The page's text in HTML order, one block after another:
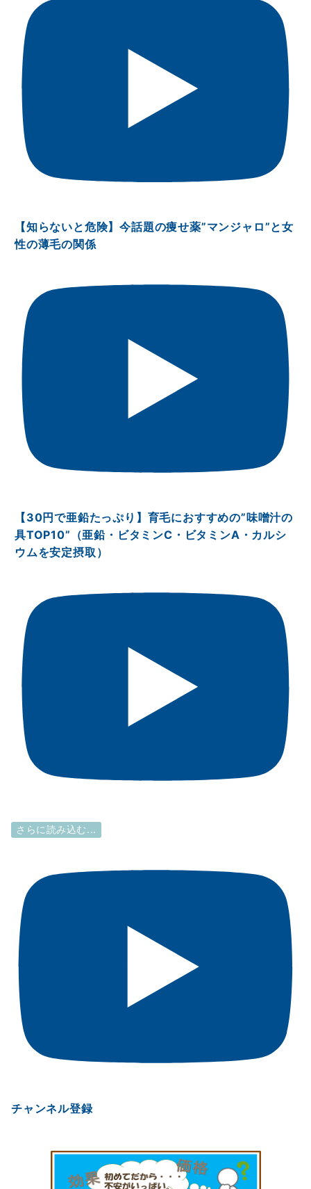
【知らないと危険】今話題の痩せ薬”マンジャロ”と女
性の薄毛の関係
【30円で亜鉛たっぷり】育毛におすすめの”味噌汁の
具TOP10”（亜鉛・ビタミンⅭ・ビタミンA・カルシ
ウムを安定摂取）
さらに読み込む...
チャンネル登録